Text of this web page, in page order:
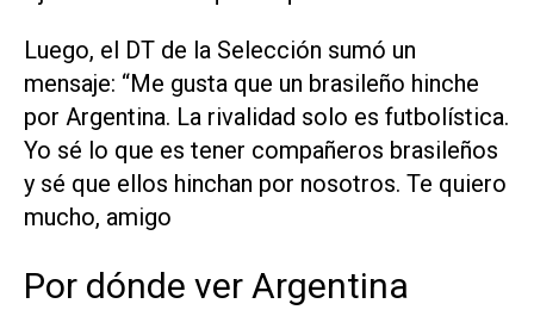
Luego, el DT de la Selección sumó un
mensaje: “Me gusta que un brasileño hinche
por Argentina. La rivalidad solo es futbolística.
Yo sé lo que es tener compañeros brasileños
y sé que ellos hinchan por nosotros. Te quiero
mucho, amigo
Por dónde ver Argentina